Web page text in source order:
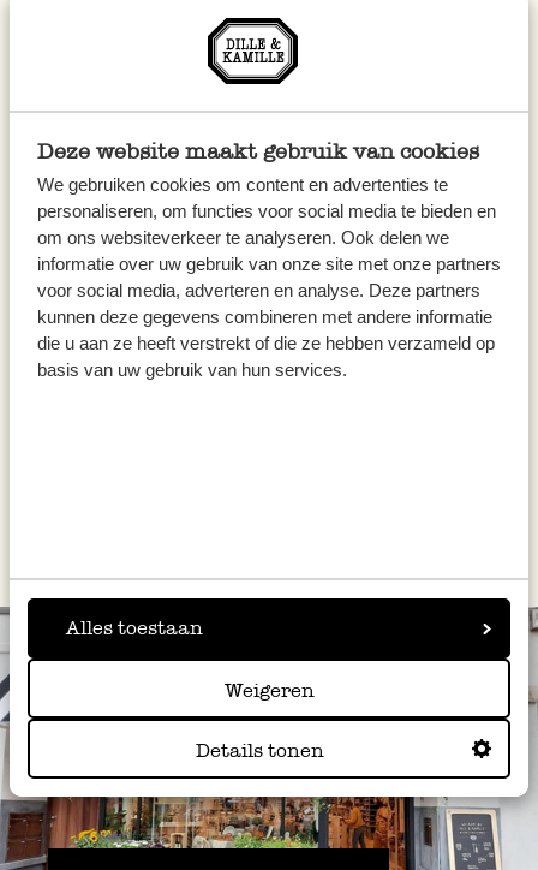
Deze website maakt gebruik van cookies
We gebruiken cookies om content en advertenties te
personaliseren, om functies voor social media te bieden en
om ons websiteverkeer te analyseren. Ook delen we
informatie over uw gebruik van onze site met onze partners
voor social media, adverteren en analyse. Deze partners
kunnen deze gegevens combineren met andere informatie
die u aan ze heeft verstrekt of die ze hebben verzameld op
basis van uw gebruik van hun services.
Alles toestaan
Weigeren
Details tonen
Préparez le crumble en mélangeant la farine
avec les flocons d’avoine. Ajoutez-y ensuite le
Couvrez les fruits de pâte à crumble et
enfournez pendant 30 à 40 minutes.
Servez le crumble chaud ou froid.
Conseil: variez les plaisirs en choisissant des fruits de
saison : préparée avec des pommes et des poires ou avec